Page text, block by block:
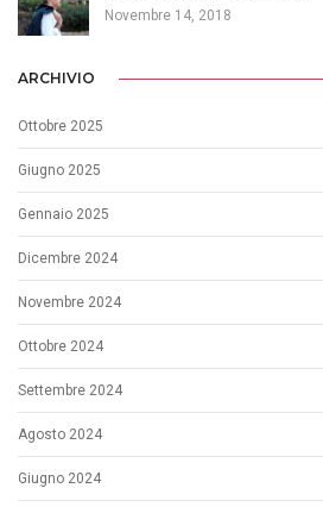
Novembre 14, 2018
ARCHIVIO
Ottobre 2025
Giugno 2025
Gennaio 2025
Dicembre 2024
Novembre 2024
Ottobre 2024
Settembre 2024
Agosto 2024
Giugno 2024